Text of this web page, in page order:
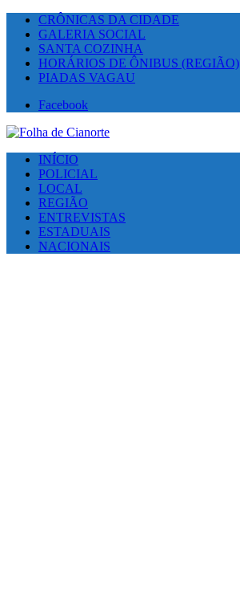
CRÔNICAS DA CIDADE
GALERIA SOCIAL
SANTA COZINHA
HORÁRIOS DE ÔNIBUS (REGIÃO)
PIADAS VAGAU
Facebook
INÍCIO
POLICIAL
LOCAL
REGIÃO
ENTREVISTAS
ESTADUAIS
NACIONAIS